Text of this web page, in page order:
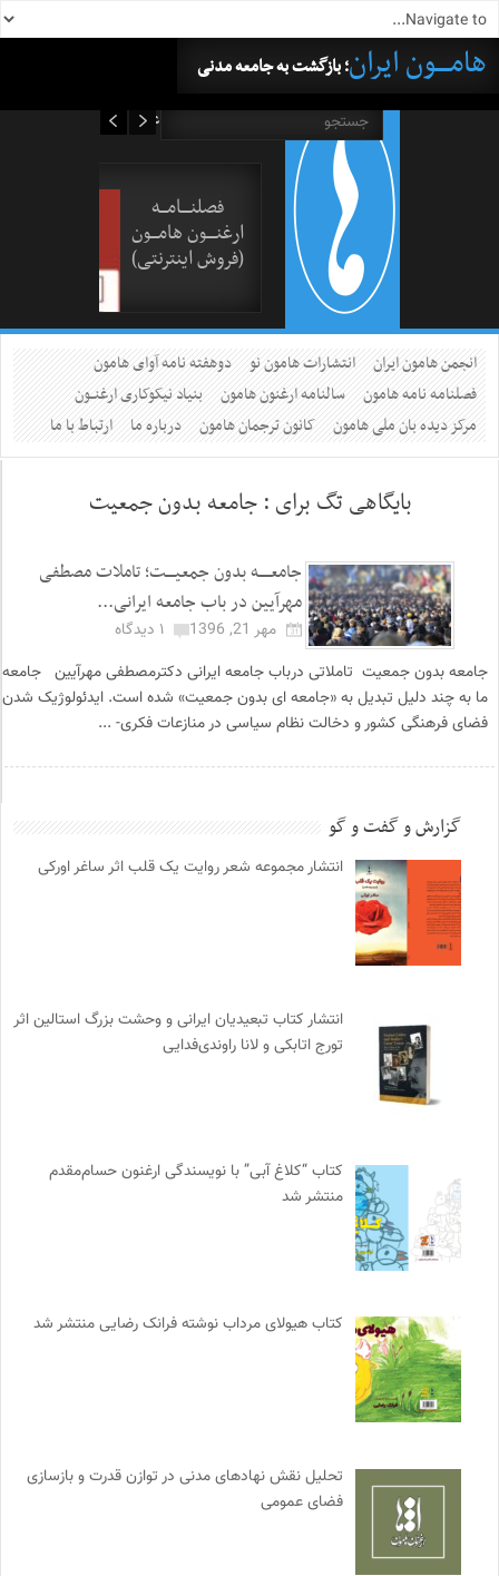
هامــــون ایران؛ بازگشت به جامعه مدنی
فصلنــــامـــه
ارغنــــون هامـــون
(فروش اینترنتی)
انجمن هامون ایران انتشارات هامون نو
دوهفته نامه آوای هامون
فصلنامه نامه هامون
سالنامه ارغنون هامون
بنیاد نیکوکاری ارغنــون
مرکز دیده بان ملی هامون
کانون ترجمان هامون درباره ما ارتباط با ما
بایگاهی تگ برای : جامعه بدون جمعیت
جامعـــــه بدون جمعیــــت؛ تاملات مصطفی
مهرآیین در باب جامعه ایرانی...
مهر 21, 1396
۱ دیدگاه
جامعه بدون جمعیت تاملاتی درباب جامعه ایرانی دکترمصطفی مهرآیین جامعه
ما به چند دلیل تبدیل به «جامعه ای بدون جمعیت» شده است. ایدئولوژیک شدن
فضای فرهنگی کشور و دخالت نظام سیاسی در منازعات فکری- ...
گزارش و گفت و گو
انتشار مجموعه شعر روایت یک قلب اثر ساغر اورکی
انتشار کتاب تبعیدیان ایرانی و وحشت بزرگ استالین اثر
تورج اتابکی و لانا راوندی‌فدایی
کتاب “کلاغ آبی” با نویسندگی ارغنون حسام‌مقدم
منتشر شد
کتاب هیولای مرداب نوشته فرانک رضایی منتشر شد
تحلیل نقش نهادهای مدنی در توازن قدرت و بازسازی
فضای عمومی